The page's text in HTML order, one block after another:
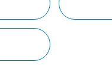
常見問題
育兒大小事